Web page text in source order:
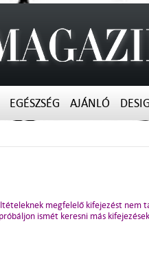
EGÉSZSÉG AJÁNLÓ
megfelelő kifejezést nem
ismét keresni más